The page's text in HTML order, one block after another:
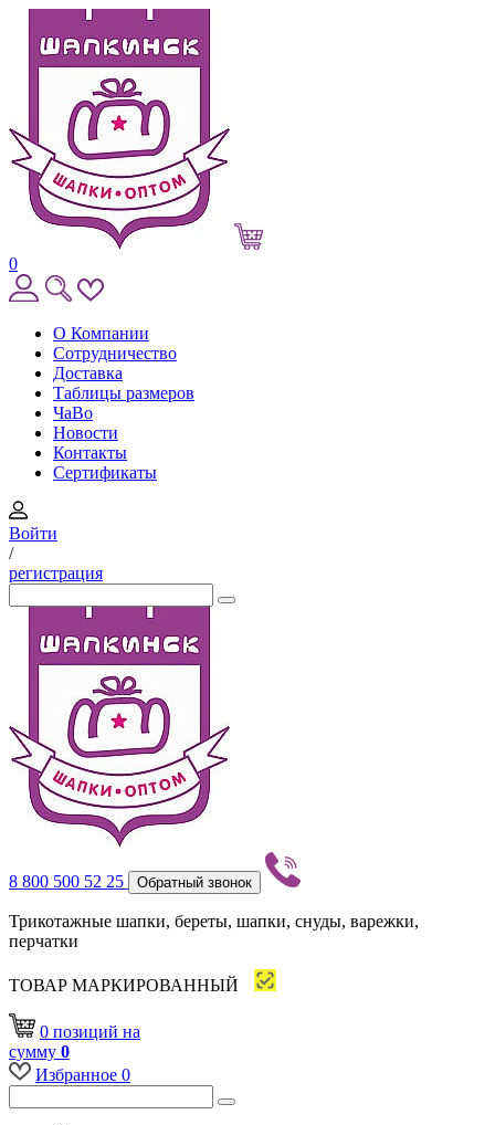
0
О Компании
Сотрудничество
Доставка
Таблицы размеров
ЧаВо
Новости
Контакты
Сертификаты
Войти
/
регистрация
8 800 500 52 25 Обратный звонок
Трикотажные шапки, береты, шапки, снуды, варежки,
перчатки
ТОВАР МАРКИРОВАННЫЙ
0 позиций на
сумму 0
Избранное 0